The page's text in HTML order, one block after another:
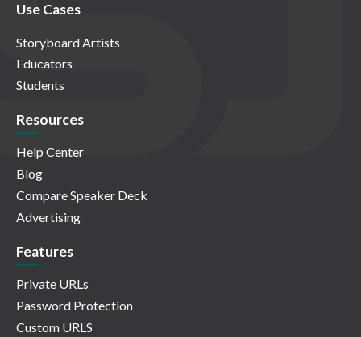
Use Cases
Storyboard Artists
Educators
Students
Resources
Help Center
Blog
Compare Speaker Deck
Advertising
Features
Private URLs
Password Protection
Custom URLS